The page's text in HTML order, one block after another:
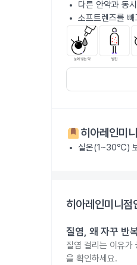
다른 안약과 동
소프트렌즈를
히아레인미
실온(1~30℃)
히아레인미니
질염, 왜 자꾸 반
질염 걸리는 이유가
을 확인하세요.